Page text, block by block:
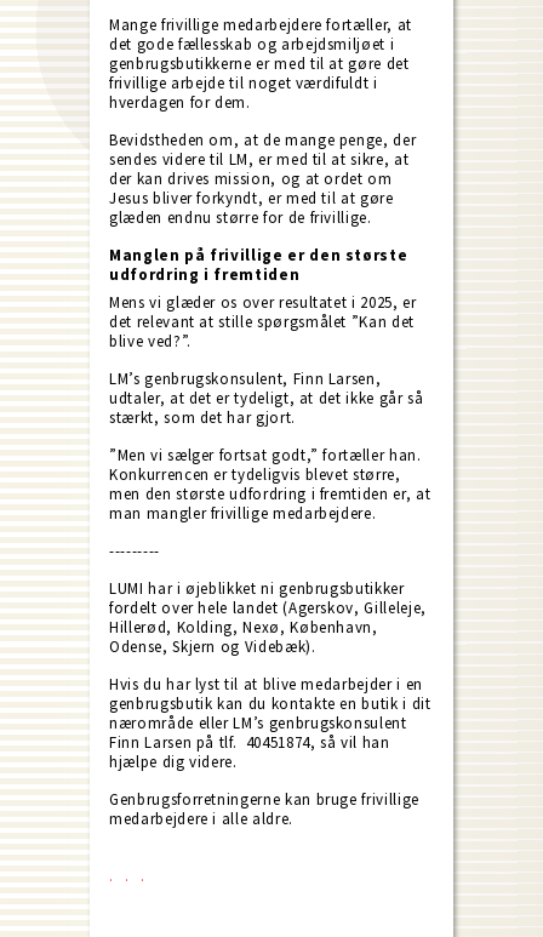
Mange frivillige medarbejdere fortæller, at
det gode fællesskab og arbejdsmiljøet i
genbrugsbutikkerne er med til at gøre det
frivillige arbejde til noget værdifuldt i
hverdagen for dem.
Bevidstheden om, at de mange penge, der
sendes videre til LM, er med til at sikre, at
der kan drives mission, og at ordet om
Jesus bliver forkyndt, er med til at gøre
glæden endnu større for de frivillige.
Manglen på frivillige er den største
udfordring i fremtiden
Mens vi glæder os over resultatet i 2025, er
det relevant at stille spørgsmålet ”Kan det
blive ved?”.
LM’s genbrugskonsulent, Finn Larsen,
udtaler, at det er tydeligt, at det ikke går så
stærkt, som det har gjort.
”Men vi sælger fortsat godt,” fortæller han.
Konkurrencen er tydeligvis blevet større,
men den største udfordring i fremtiden er, at
man mangler frivillige medarbejdere.
---------
LUMI har i øjeblikket ni genbrugsbutikker
fordelt over hele landet (Agerskov, Gilleleje,
Hillerød, Kolding, Nexø, København,
Odense, Skjern og Videbæk).
Hvis du har lyst til at blive medarbejder i en
genbrugsbutik kan du kontakte en butik i dit
nærområde eller LM’s genbrugskonsulent
Finn Larsen på tlf. 40451874, så vil han
hjælpe dig videre.
Genbrugsforretningerne kan bruge frivillige
medarbejdere i alle aldre.